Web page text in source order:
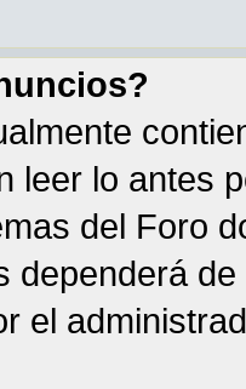
leer lo antes
del Foro
dependerá
el